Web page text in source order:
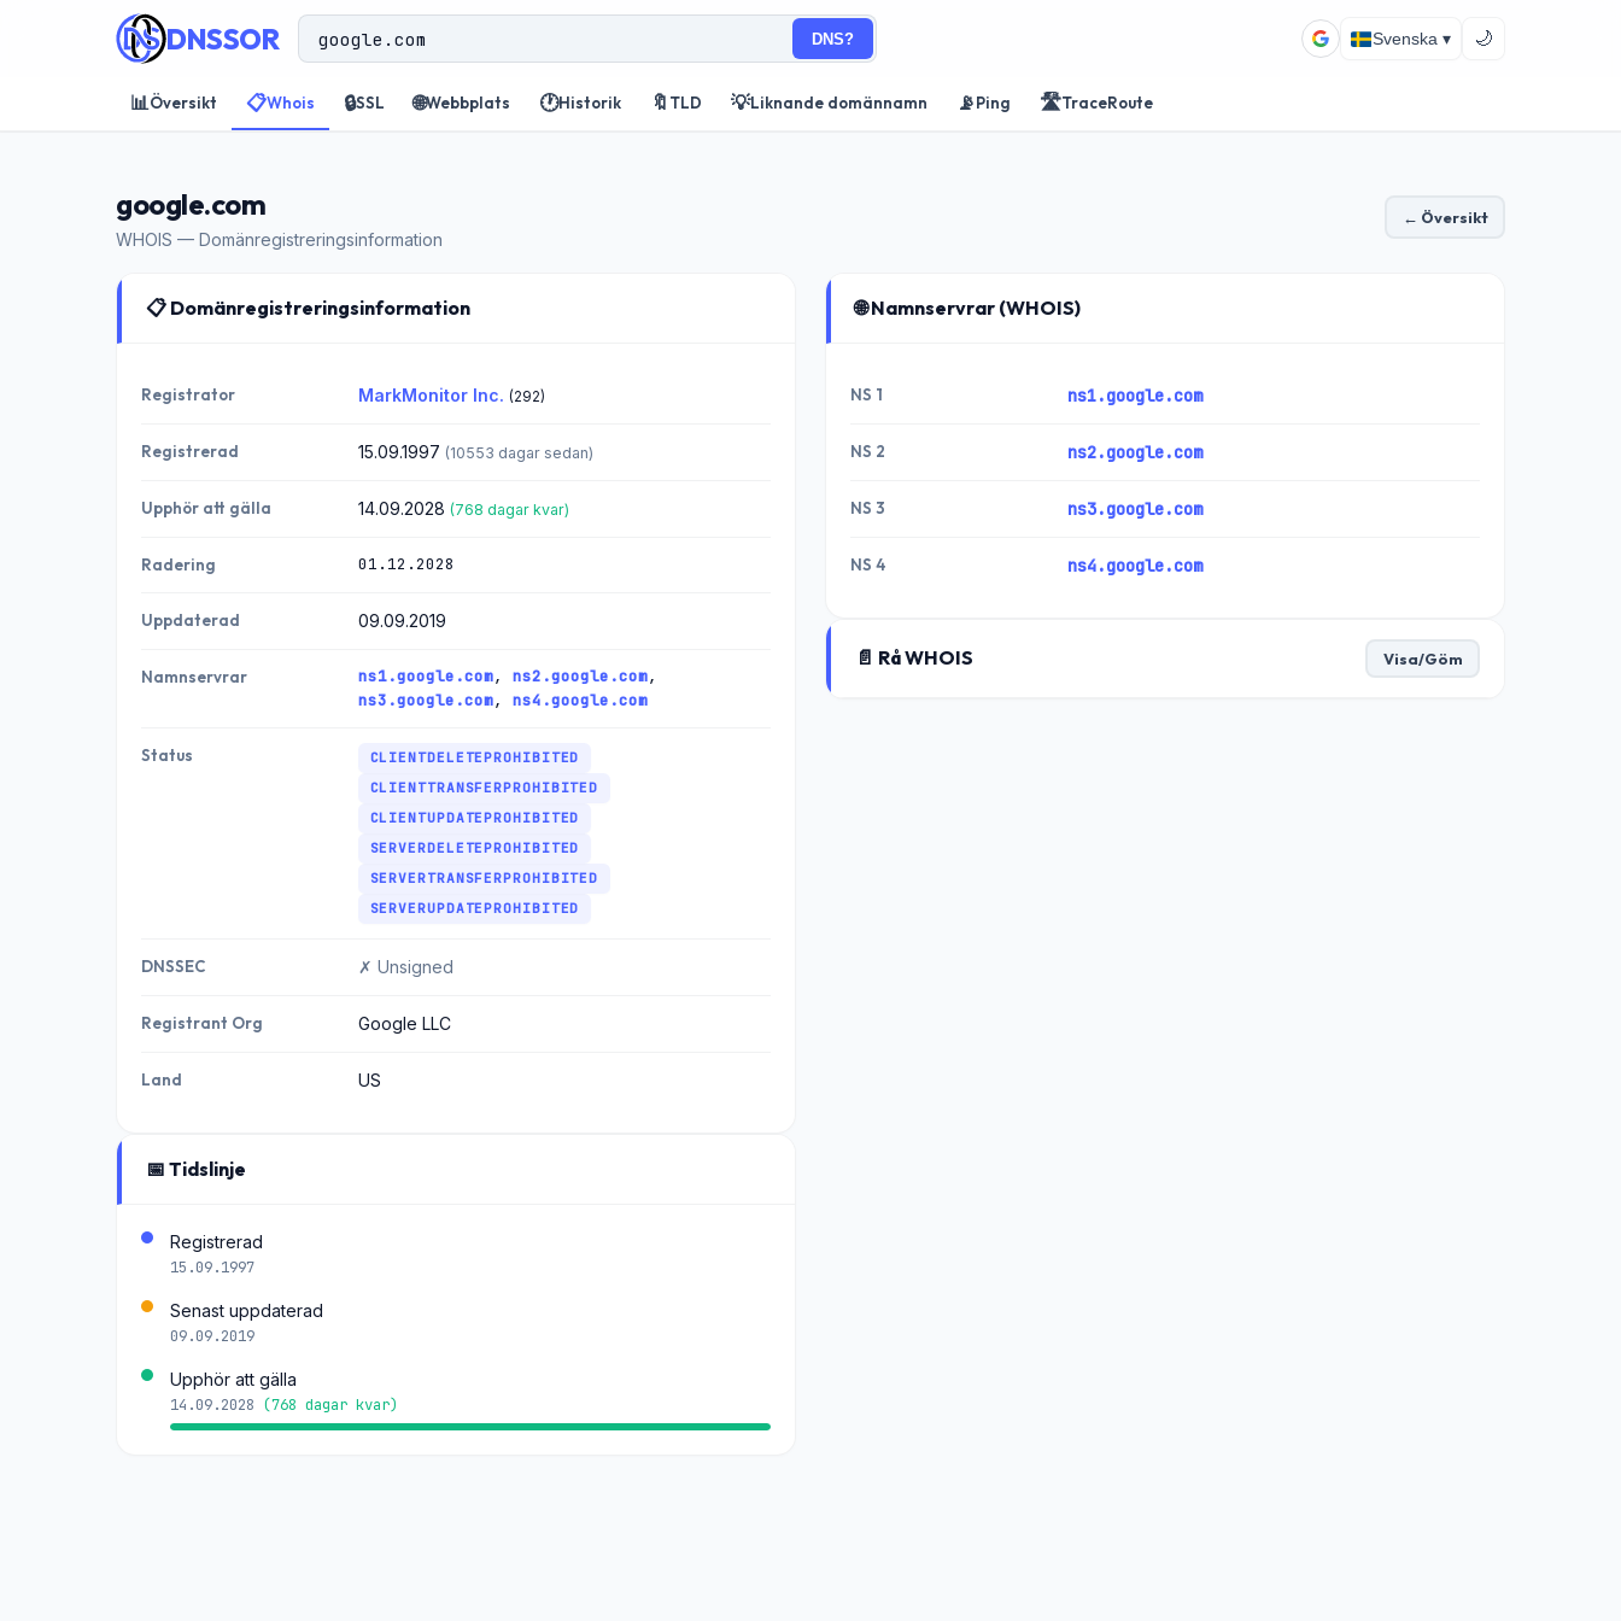
DNSSOR DNS? Svenska ▾ 🌙
📊Översikt 📋Whois 🔒SSL 🌐Webbplats 🕐Historik 🔖 TLD 💡Liknande domännamn 📡Ping 🛣️TraceRoute
google.com
WHOIS — Domänregistreringsinformation
← Översikt
📋 Domänregistreringsinformation
Registrator MarkMonitor Inc. (292)
Registrerad 15.09.1997 (10553 dagar sedan)
Upphör att gälla 14.09.2028 (768 dagar kvar)
Radering 01.12.2028
Uppdaterad 09.09.2019
Namnservrar ns1.google.com, ns2.google.com,
ns3.google.com, ns4.google.com
Status
CLIENTDELETEPROHIBITED
CLIENTTRANSFERPROHIBITED
CLIENTUPDATEPROHIBITED
SERVERDELETEPROHIBITED
SERVERTRANSFERPROHIBITED
SERVERUPDATEPROHIBITED
DNSSEC ✗ Unsigned
Registrant Org Google LLC
Land US
📅 Tidslinje
Registrerad
15.09.1997
Senast uppdaterad
09.09.2019
Upphör att gälla
14.09.2028 (768 dagar kvar)
🌐 Namnservrar (WHOIS)
NS 1 ns1.google.com
NS 2 ns2.google.com
NS 3 ns3.google.com
NS 4 ns4.google.com
📄 Rå WHOIS Visa/Göm